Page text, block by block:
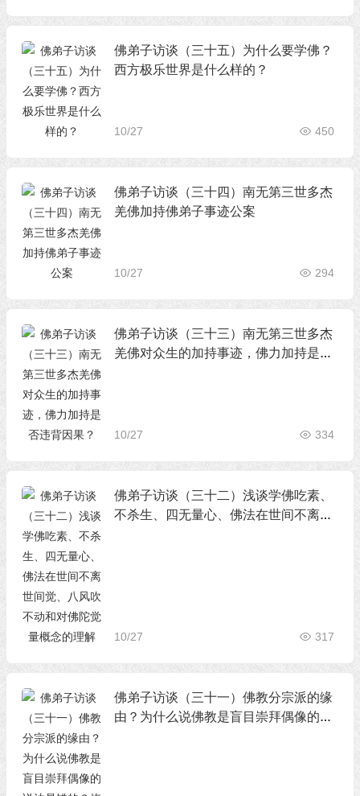
佛弟子访谈（三十五）为什么要学佛？
西方极乐世界是什么样的？
10/27 450
佛弟子访谈（三十四）南无第三世多杰
羌佛加持佛弟子事迹公案
10/27 294
佛弟子访谈（三十三）南无第三世多杰
羌佛对众生的加持事迹，佛力加持是否
10/27 334
佛弟子访谈（三十二）浅谈学佛吃素、
不杀生、四无量心、佛法在世间不离世
10/27 317
佛弟子访谈（三十一）佛教分宗派的缘
由？为什么说佛教是盲目崇拜偶像的说